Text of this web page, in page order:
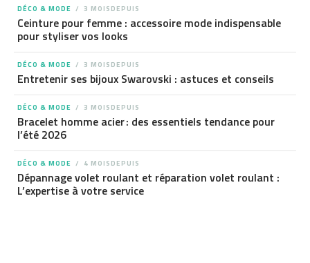
DÉCO & MODE 3 MOISDEPUIS
Ceinture pour femme : accessoire mode indispensable
pour styliser vos looks
DÉCO & MODE 3 MOISDEPUIS
Entretenir ses bijoux Swarovski : astuces et conseils
DÉCO & MODE 3 MOISDEPUIS
Bracelet homme acier : des essentiels tendance pour
l’été 2026
DÉCO & MODE 4 MOISDEPUIS
Dépannage volet roulant et réparation volet roulant :
L’expertise à votre service